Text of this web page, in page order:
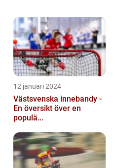
12 januari 2024
Västsvenska innebandy -
En översikt över en
populä...